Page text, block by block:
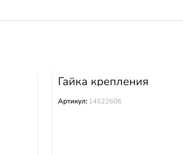
Гайка крепления
башмака 14522606
Артикул: 14522606